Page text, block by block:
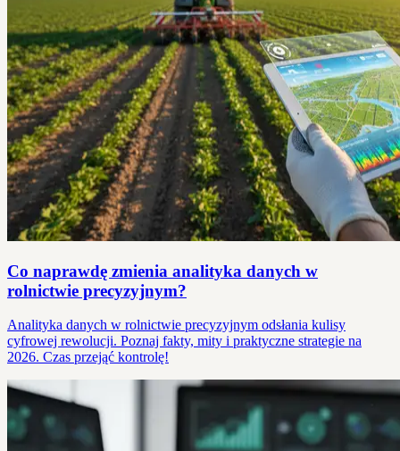
Co naprawdę zmienia analityka danych w
rolnictwie precyzyjnym?
Analityka danych w rolnictwie precyzyjnym odsłania kulisy
cyfrowej rewolucji. Poznaj fakty, mity i praktyczne strategie na
2026. Czas przejąć kontrolę!